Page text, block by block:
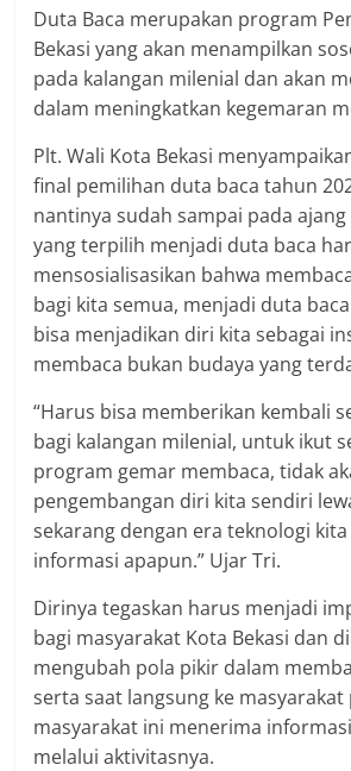
Duta Baca merupakan program
Bekasi yang akan menampilkan
pada kalangan milenial dan akan
dalam meningkatkan kegemaran
Plt. Wali Kota Bekasi
final pemilihan duta baca tahun
nantinya sudah sampai pada
yang terpilih menjadi duta baca
mensosialisasikan bahwa
bagi kita semua, menjadi duta
bisa menjadikan diri kita sebagai
membaca bukan budaya yang
“Harus bisa memberikan kembali
bagi kalangan milenial, untuk ikut
program gemar membaca, tidak
pengembangan diri kita sendiri
sekarang dengan era teknologi
informasi apapun.” Ujar Tri.
Dirinya tegaskan harus menjadi
bagi masyarakat Kota Bekasi dan
mengubah pola pikir dalam
serta saat langsung ke masyarakat
masyarakat ini menerima
melalui aktivitasnya.